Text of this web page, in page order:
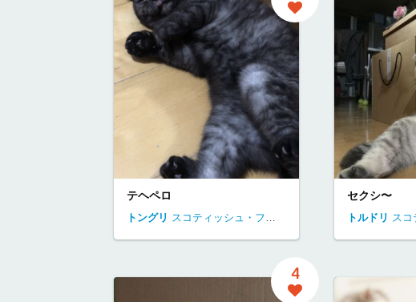
テヘペロ
トングリ スコティッシュ・フォールド 神奈川県 逗子市
セクシ〜
トルドリ スコ
4